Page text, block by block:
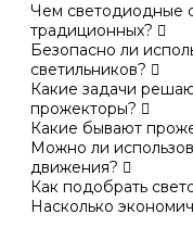
Чем светодиодные
традиционных?
Безопасно ли
светильников?
Какие задачи
прожекторы?
Какие бывают
Можно ли
движения?
Как подобрать
Насколько